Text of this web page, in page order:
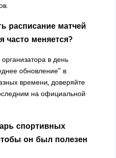
расписание матчей
часто меняется?
в день
обновление" в
времени, доверяйте
на официальной
спортивных
он был полезен